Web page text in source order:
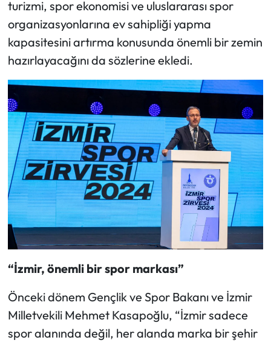
turizmi, spor ekonomisi ve uluslararası spor
organizasyonlarına ev sahipliği yapma
kapasitesini artırma konusunda önemli bir zemin
hazırlayacağını da sözlerine ekledi.
“İzmir, önemli bir spor markası”
Önceki dönem Gençlik ve Spor Bakanı ve İzmir
Milletvekili Mehmet Kasapoğlu, “İzmir sadece
spor alanında değil, her alanda marka bir şehir